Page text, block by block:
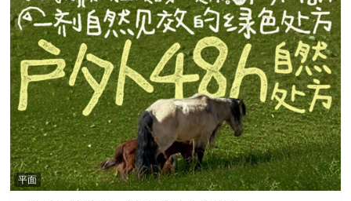
平面